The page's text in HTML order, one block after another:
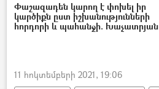
Փաշազադեն կարող է փոխել իր
կարծիքն ըստ իշխանությունների
հորդորի և պահանջի. Խաչատրյան
11 հոկտեմբերի 2021, 19:06